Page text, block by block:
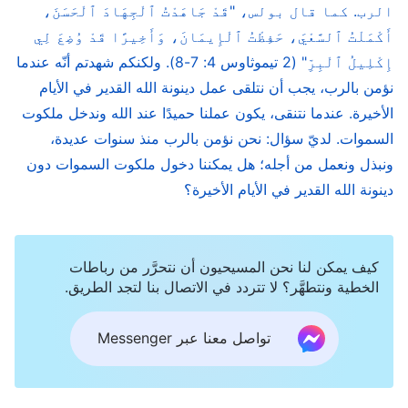
الآتي"
(الكلمة، ج. 1. ظهور الله وعمله. التعديات سوف تقود
الإنسان إلى الجحيم). كلام الله حقائق لا تتغير. لا
يعتمد نيل المؤمنين لرضاه على كميم عملهم
أو معاناتهم من أجله؛ بل يعتمد بشكلٍ رئيسي
على مدى تطبيقهم كلام الله أو طاعتهم له.
ولكن قال "بولس"، "قَدْ جَاهَدْتُ ٱلْجِهَادَ ٱلْحَسَنَ،
أَكْمَلْتُ ٱلسَّعْيَ، حَفِظْتُ ٱلْإِيمَانَ، وَأَخِيرًا قَدْ وُضِعَ
لِي إِكْلِيلُ ٱلْبِرِّ..."(2 تيموثاوس 4: 7-8)
. يمثل هذا
الكلام مفاهيم "بولس" وتصوراته الشخصية. فهو لا
يتماشى مطلقًا مع كلام الله أو الحق. إنه النقيض التام
لكلام الله!
ماذا يعني أن نؤمن بالله إيمانًا حقيقيًا، وكيف ينال إيماننا
الرب. كما قال بولس، "قَدْ جَاهَدْتُ ٱلْجِهَادَ ٱلْحَسَنَ،
أَكْمَلْتُ ٱلسَّعْيَ، حَفِظْتُ ٱلْإِيمَانَ، وَأَخِيرًا قَدْ وُضِعَ لِي
إِكْلِيلُ ٱلْبِرِّ" (2 تيموثاوس 4: 7-8). ولكنكم شهدتم أنّه عندما
نؤمن بالرب، يجب أن نتلقى عمل دينونة الله القدير في الأيام
الأخيرة. عندما نتنقى، يكون عملنا حميدًا عند الله وندخل ملكوت
السموات. لديّ سؤال: نحن نؤمن بالرب منذ سنوات عديدة،
ونبذل ونعمل من أجله؛ هل يمكننا دخول ملكوت السموات دون
دينونة الله القدير في الأيام الأخيرة؟
كيف يمكن لنا نحن المسيحيون أن نتحرَّر من رباطات
الخطية ونتطهَّر؟ لا تتردد في الاتصال بنا لتجد الطريق.
تواصل معنا عبر Messenger